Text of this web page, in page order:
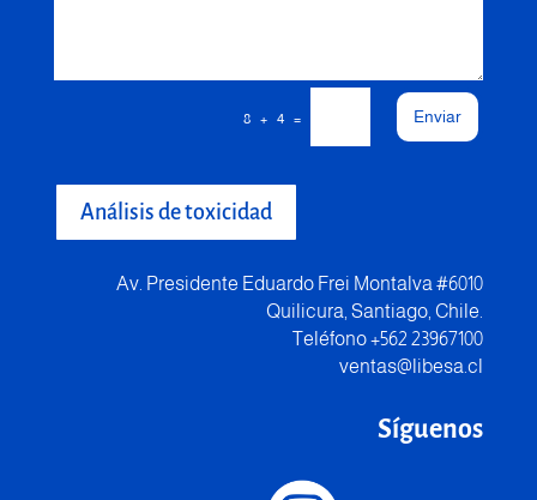
8 + 4 = Enviar
Análisis de toxicidad
Av. Presidente Eduardo Frei Montalva #6010
Quilicura, Santiago, Chile.
Teléfono +562 23967100
ventas@libesa.cl
Síguenos